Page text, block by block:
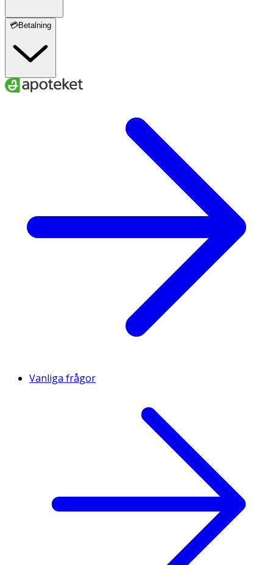
💳Betalning
Vanliga frågor